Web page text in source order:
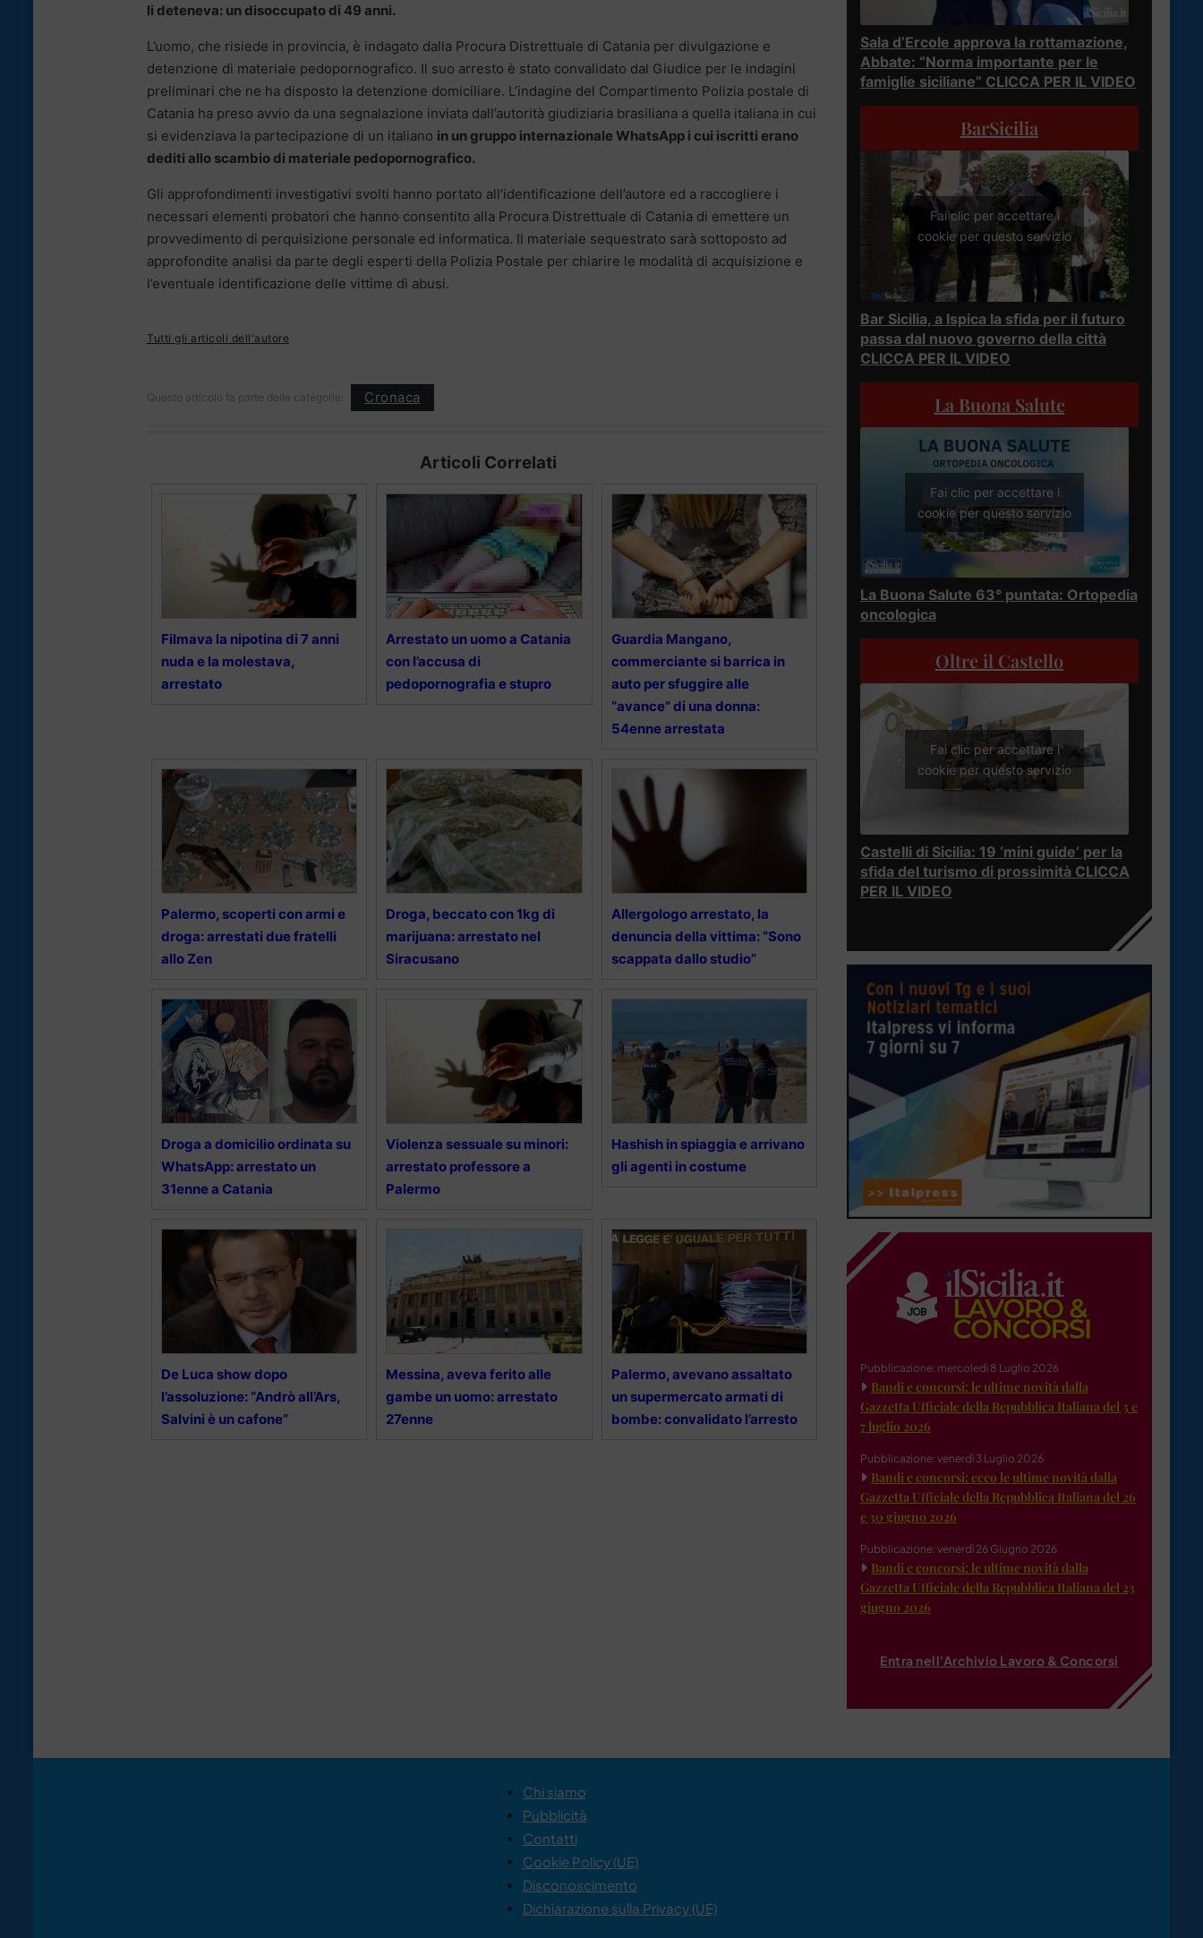
li deteneva: un disoccupato di 49 anni.
L’uomo, che risiede in provincia, è indagato dalla Procura Distrettuale di Catania per divulgazione e
detenzione di materiale pedopornografico. Il suo arresto è stato convalidato dal Giudice per le indagini
preliminari che ne ha disposto la detenzione domiciliare. L’indagine del Compartimento Polizia postale di
Catania ha preso avvio da una segnalazione inviata dall’autorità giudiziaria brasiliana a quella italiana in cui
si evidenziava la partecipazione di un italiano in un gruppo internazionale WhatsApp i cui iscritti erano
dediti allo scambio di materiale pedopornografico.
Gli approfondimenti investigativi svolti hanno portato all’identificazione dell’autore ed a raccogliere i
necessari elementi probatori che hanno consentito alla Procura Distrettuale di Catania di emettere un
provvedimento di perquisizione personale ed informatica. Il materiale sequestrato sarà sottoposto ad
approfondite analisi da parte degli esperti della Polizia Postale per chiarire le modalità di acquisizione e
l’eventuale identificazione delle vittime di abusi.
Tutti gli articoli dell'autore
Questo articolo fa parte delle categorie: Cronaca
Articoli Correlati
Filmava la nipotina di 7 anni
nuda e la molestava,
arrestato
Arrestato un uomo a Catania
con l’accusa di
pedopornografia e stupro
Guardia Mangano,
commerciante si barrica in
auto per sfuggire alle
“avance” di una donna:
54enne arrestata
Palermo, scoperti con armi e
droga: arrestati due fratelli
allo Zen
Droga, beccato con 1kg di
marijuana: arrestato nel
Siracusano
Allergologo arrestato, la
denuncia della vittima: “Sono
scappata dallo studio”
Droga a domicilio ordinata su
WhatsApp: arrestato un
31enne a Catania
Violenza sessuale su minori:
arrestato professore a
Palermo
Hashish in spiaggia e arrivano
gli agenti in costume
De Luca show dopo
l’assoluzione: “Andrò all’Ars,
Salvini è un cafone”
Messina, aveva ferito alle
gambe un uomo: arrestato
27enne
Palermo, avevano assaltato
un supermercato armati di
bombe: convalidato l’arresto
Sala d’Ercole approva la rottamazione,
Abbate: “Norma importante per le
famiglie siciliane” CLICCA PER IL VIDEO
BarSicilia
Fai clic per accettare i
cookie per questo servizio
Bar Sicilia, a Ispica la sfida per il futuro
passa dal nuovo governo della città
CLICCA PER IL VIDEO
La Buona Salute
Fai clic per accettare i
cookie per questo servizio
La Buona Salute 63° puntata: Ortopedia
oncologica
Oltre il Castello
Fai clic per accettare i
cookie per questo servizio
Castelli di Sicilia: 19 ‘mini guide’ per la
sfida del turismo di prossimità CLICCA
PER IL VIDEO
Pubblicazione: mercoledì 8 Luglio 2026
Bandi e concorsi: le ultime novità dalla
Gazzetta Ufficiale della Repubblica Italiana del 3 e
7 luglio 2026
Pubblicazione: venerdì 3 Luglio 2026
Bandi e concorsi: ecco le ultime novità dalla
Gazzetta Ufficiale della Repubblica Italiana del 26
e 30 giugno 2026
Pubblicazione: venerdì 26 Giugno 2026
Bandi e concorsi: le ultime novità dalla
Gazzetta Ufficiale della Repubblica Italiana del 23
giugno 2026
Entra nell'Archivio Lavoro & Concorsi
Chi siamo
Pubblicità
Contatti
Cookie Policy (UE)
Disconoscimento
Dichiarazione sulla Privacy (UE)